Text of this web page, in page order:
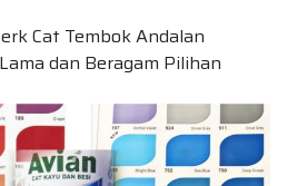
Cat Tembok Andalan
dan Beragam Pilihan